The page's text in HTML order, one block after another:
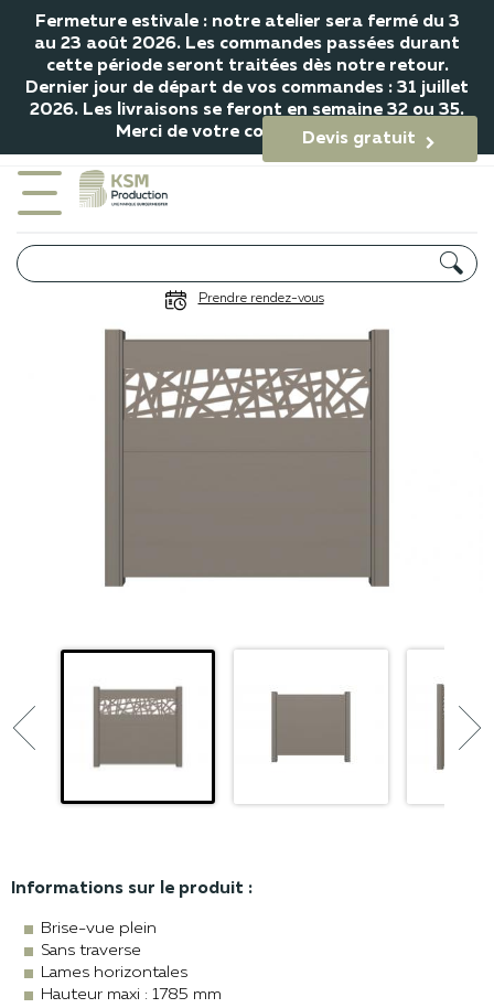
Fermeture estivale : notre atelier sera fermé du 3
au 23 août 2026. Les commandes passées durant
cette période seront traitées dès notre retour.
Dernier jour de départ de vos commandes : 31 juillet
2026. Les livraisons se feront en semaine 32 ou 35.
Merci de votre compréhension.

Prendre rendez-vous
Brise-vue Boréal
 
Informations sur le produit :
Brise-vue plein
Sans traverse
Lames horizontales
Hauteur maxi : 1785 mm
Devis gratuit